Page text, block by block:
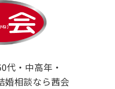
代・中高年・
婚相談なら茜会